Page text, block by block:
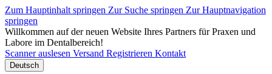
Zum Hauptinhalt springen Zur Suche springen Zur Hauptnavigation
springen
Willkommen auf der neuen Website Ihres Partners für Praxen und
Labore im Dentalbereich!
Scanner auslesen Versand Registrieren Kontakt
Deutsch